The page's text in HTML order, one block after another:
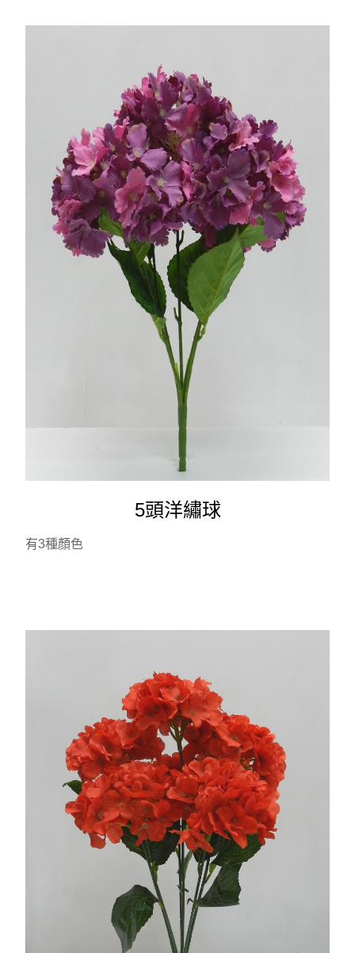
5頭洋繡球
有3種顏色